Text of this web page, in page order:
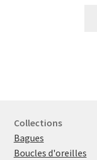
Collections
Bagues
Boucles d'oreilles